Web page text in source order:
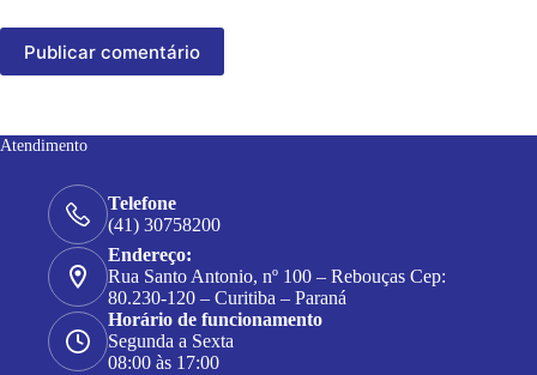
Publicar comentário
Atendimento
Telefone
(41) 30758200
Endereço:
Rua Santo Antonio, nº 100 – Rebouças Cep:
80.230-120 – Curitiba – Paraná
Horário de funcionamento
Segunda a Sexta
08:00 às 17:00